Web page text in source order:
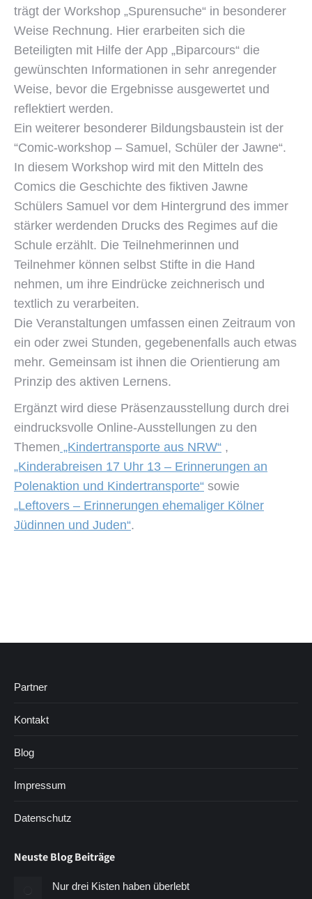
trägt der Workshop „Spurensuche“ in besonderer
Weise Rechnung. Hier erarbeiten sich die
Beteiligten mit Hilfe der App „Biparcours“ die
gewünschten Informationen in sehr anregender
Weise, bevor die Ergebnisse ausgewertet und
reflektiert werden.
Ein weiterer besonderer Bildungsbaustein ist der
“Comic-workshop – Samuel, Schüler der Jawne“.
In diesem Workshop wird mit den Mitteln des
Comics die Geschichte des fiktiven Jawne
Schülers Samuel vor dem Hintergrund des immer
stärker werdenden Drucks des Regimes auf die
Schule erzählt. Die Teilnehmerinnen und
Teilnehmer können selbst Stifte in die Hand
nehmen, um ihre Eindrücke zeichnerisch und
textlich zu verarbeiten.
Die Veranstaltungen umfassen einen Zeitraum von
ein oder zwei Stunden, gegebenenfalls auch etwas
mehr. Gemeinsam ist ihnen die Orientierung am
Prinzip des aktiven Lernens.
Ergänzt wird diese Präsenzausstellung durch drei
eindrucksvolle Online-Ausstellungen zu den
Themen „Kindertransporte aus NRW“ ,
„Kinderabreisen 17 Uhr 13 – Erinnerungen an
Polenaktion und Kindertransporte“ sowie
„Leftovers – Erinnerungen ehemaliger Kölner
Jüdinnen und Juden“.
Partner
Kontakt
Blog
Impressum
Datenschutz
Neuste Blog Beiträge
Nur drei Kisten haben überlebt